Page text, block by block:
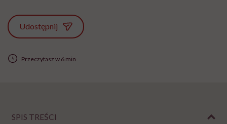
Udostępnij
Przeczytasz w 6 min
SPIS TREŚCI